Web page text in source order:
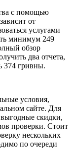
с помощью
от
услугами
минимум 249
обзор
два отчета,
374 гривны.
условия,
сайте. Для
выгодные скидки,
проверки. Стоит
нескольких
по очереди